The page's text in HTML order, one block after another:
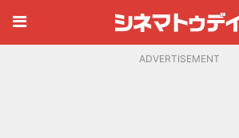
ADVERTISEMENT